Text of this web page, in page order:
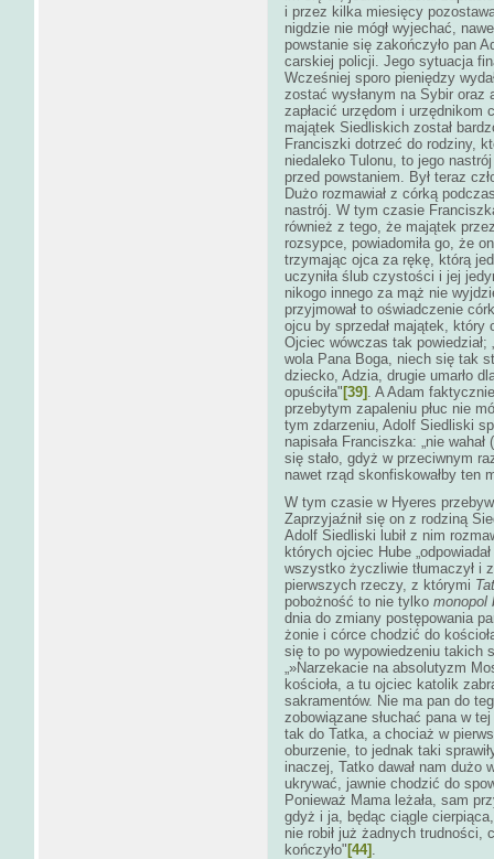
i przez kilka miesięcy
nigdzie nie mógł wyjechać,
powstanie się zakończyło pan
carskiej policji. Jego sytuacja
Wcześniej sporo pieniędzy
zostać wysłanym na Sybir oraz
zapłacić urzędom i urzędnikom
majątek Siedliskich został
Franciszki dotrzeć do rodziny,
niedaleko Tulonu, to jego
przed powstaniem. Był teraz
Dużo rozmawiał z córką
nastrój. W tym czasie
również z tego, że majątek
rozsypce, powiadomiła go, że
trzymając ojca za rękę, którą
uczyniła ślub czystości i jej
nikogo innego za mąż nie
przyjmował to oświadczenie
ojcu by sprzedał majątek, który
Ojciec wówczas tak powiedział;
wola Pana Boga, niech się tak
dziecko, Adzia, drugie umarło
opuściła" [39] . A Adam
przebytym zapaleniu płuc nie
tym zdarzeniu, Adolf Siedliski
napisała Franciszka: „nie
się stało, gdyż w przeciwnym
nawet rząd skonfiskowałby ten
W tym czasie w Hyeres
Zaprzyjaźnił się on z rodziną
Adolf Siedliski lubił z nim
których ojciec Hube
wszystko życzliwie tłumaczył i
pierwszych rzeczy, z którymi
pobożność to nie tylko monopol
dnia do zmiany postępowania
żonie i córce chodzić do
się to po wypowiedzeniu takich
„»Narzekacie na absolutyzm
kościoła, a tu ojciec katolik
sakramentów. Nie ma pan do
zobowiązane słuchać pana w
tak do Tatka, a chociaż w
oburzenie, to jednak taki
inaczej, Tatko dawał nam dużo
ukrywać, jawnie chodzić do
Ponieważ Mama leżała, sam
gdyż i ja, będąc ciągle
nie robił już żadnych trudności,
kończyło" [44] .